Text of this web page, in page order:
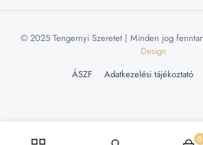
© 2025 Tengernyi Szeretet | Minden jog
Design
ÁSZF
Adatkezelési tájékoztató
0